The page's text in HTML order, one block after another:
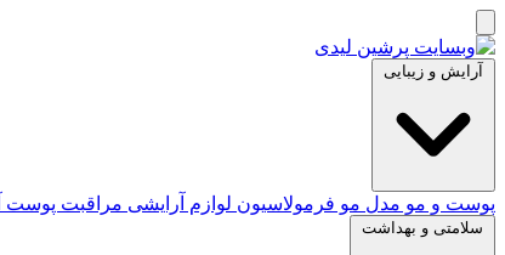
آرایش و زیبایی
پوست و مو مدل مو فرمولاسیون لوازم آرایشی مراقبت پوست
سلامتی و بهداشت